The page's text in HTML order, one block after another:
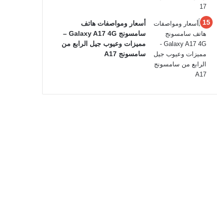
أسعار ومواصفات هاتف
سامسونج Galaxy A17 4G –
مميزات وعيوب جيل الرابع من
سامسونج A17